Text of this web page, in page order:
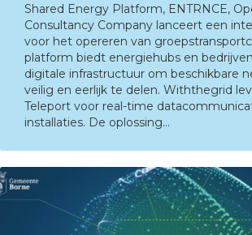
Shared Energy Platform, ENTRNCE,
Consultancy Company lanceert een
voor het opereren van
platform biedt energiehubs en
digitale infrastructuur om beschikbare
veilig en eerlijk te delen. Withthegrid
Teleport voor real-time
installaties. De oplossing…